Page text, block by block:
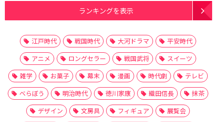
ランキングを表示
江戸時代 戦国時代 大河ドラマ
平安時代
アニメ
ロングセラー 戦国武将
スイーツ
雑学
お菓子 幕末 漫画 時代劇
テレビ
べらぼう
明治時代 徳川家康 織田信長
抹茶
デザイン
文房具 フィギュア
展覧会